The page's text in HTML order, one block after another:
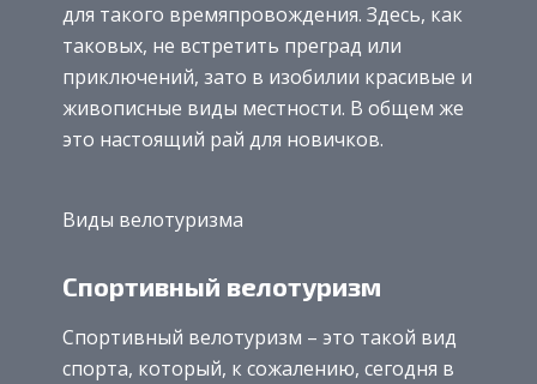
для такого времяпровождения. Здесь, как
таковых, не встретить преград или
приключений, зато в изобилии красивые и
живописные виды местности. В общем же
это настоящий рай для новичков.
Виды велотуризма
Спортивный велотуризм
Спортивный велотуризм – это такой вид
спорта, который, к сожалению, сегодня в